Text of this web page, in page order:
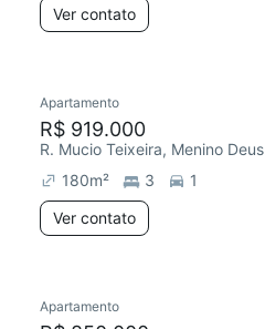
Ver contato
Apartamento
R$ 919.000
R. Mucio Teixeira, Menino Deus
180m² 3
1
Ver contato
Apartamento